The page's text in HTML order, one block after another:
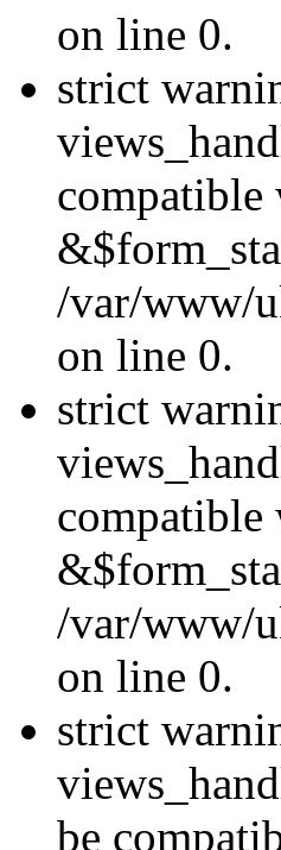
on line 0.
strict
/var/www/
on line 0.
strict
/var/www/
on line 0.
strict
be